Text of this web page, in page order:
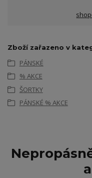
Zboží zařazeno v
PÁNSKÉ
% AKCE
ŠORTKY
PÁNSKÉ % AKCE